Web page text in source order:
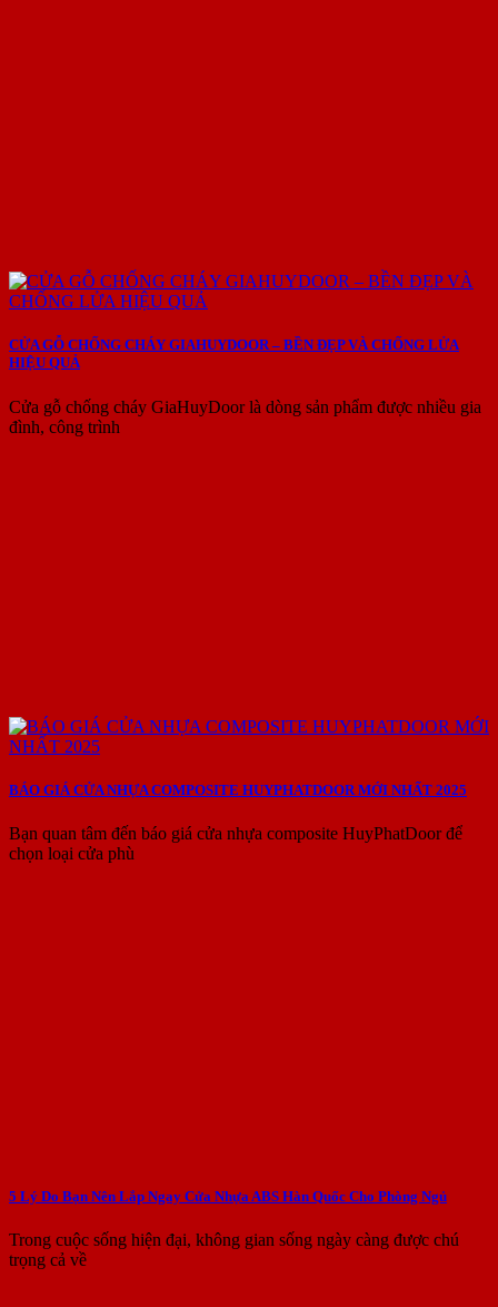
CỬA GỖ CHỐNG CHÁY GIAHUYDOOR – BỀN ĐẸP VÀ CHỐNG LỬA
HIỆU QUẢ
Cửa gỗ chống cháy GiaHuyDoor là dòng sản phẩm được nhiều gia
đình, công trình
BÁO GIÁ CỬA NHỰA COMPOSITE HUYPHATDOOR MỚI NHẤT 2025
Bạn quan tâm đến báo giá cửa nhựa composite HuyPhatDoor để
chọn loại cửa phù
5 Lý Do Bạn Nên Lắp Ngay Cửa Nhựa ABS Hàn Quốc Cho Phòng Ngủ
Trong cuộc sống hiện đại, không gian sống ngày càng được chú
trọng cả về